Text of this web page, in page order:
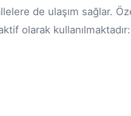
de ulaşım sağlar.
olarak kullanılmaktadır: